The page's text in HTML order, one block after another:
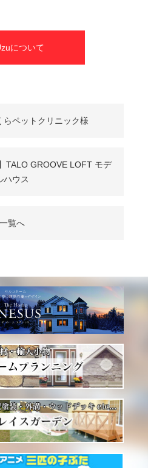
について
らペットクリニック様
TALO GROOVE LOFT モデ
ハウス
一覧へ